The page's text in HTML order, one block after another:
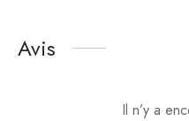
Avis
Il n’y a